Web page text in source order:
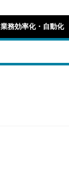
業務効率化・自動化